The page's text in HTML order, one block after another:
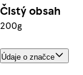
Čistý obsah
200g
Údaje o značce